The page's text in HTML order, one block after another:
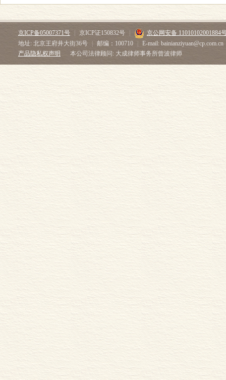
京ICP备05007371号 京ICP证150832号
京公网安备 11010102001884
地址: 北京王府井大街36号
邮编：100710
E-mail: bainianziyuan@cp.com.cn
产品隐私权声明
本公司法律顾问: 大成律师事务所曾波律师